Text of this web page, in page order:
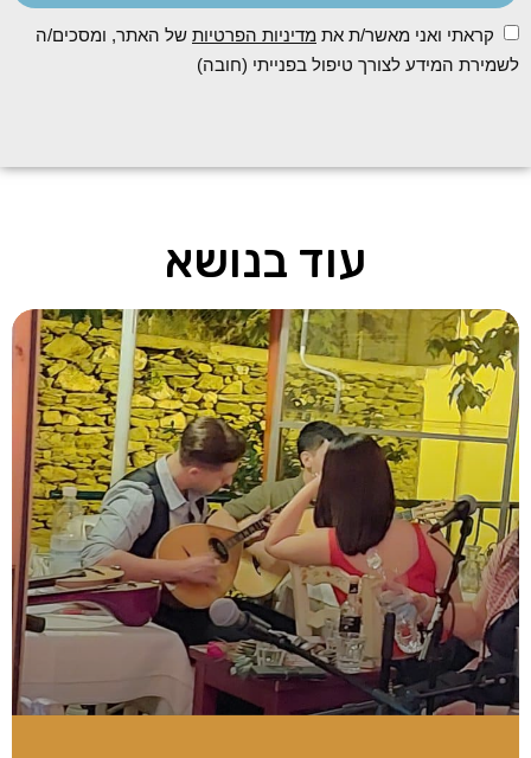
קראתי ואני מאשר/ת את מדיניות הפרטיות של האתר, ומסכים/ה
לשמירת המידע לצורך טיפול בפנייתי (חובה)
עוד בנושא